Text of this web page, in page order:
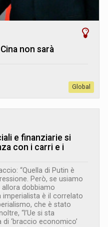
non sarà
Global
e finanziarie si
con i carri e i
“Quella di Putin è
Però, se usiamo
allora dobbiamo
imperialista è il correlato
che è stato
“l’Ue si sta
‘braccio economico’